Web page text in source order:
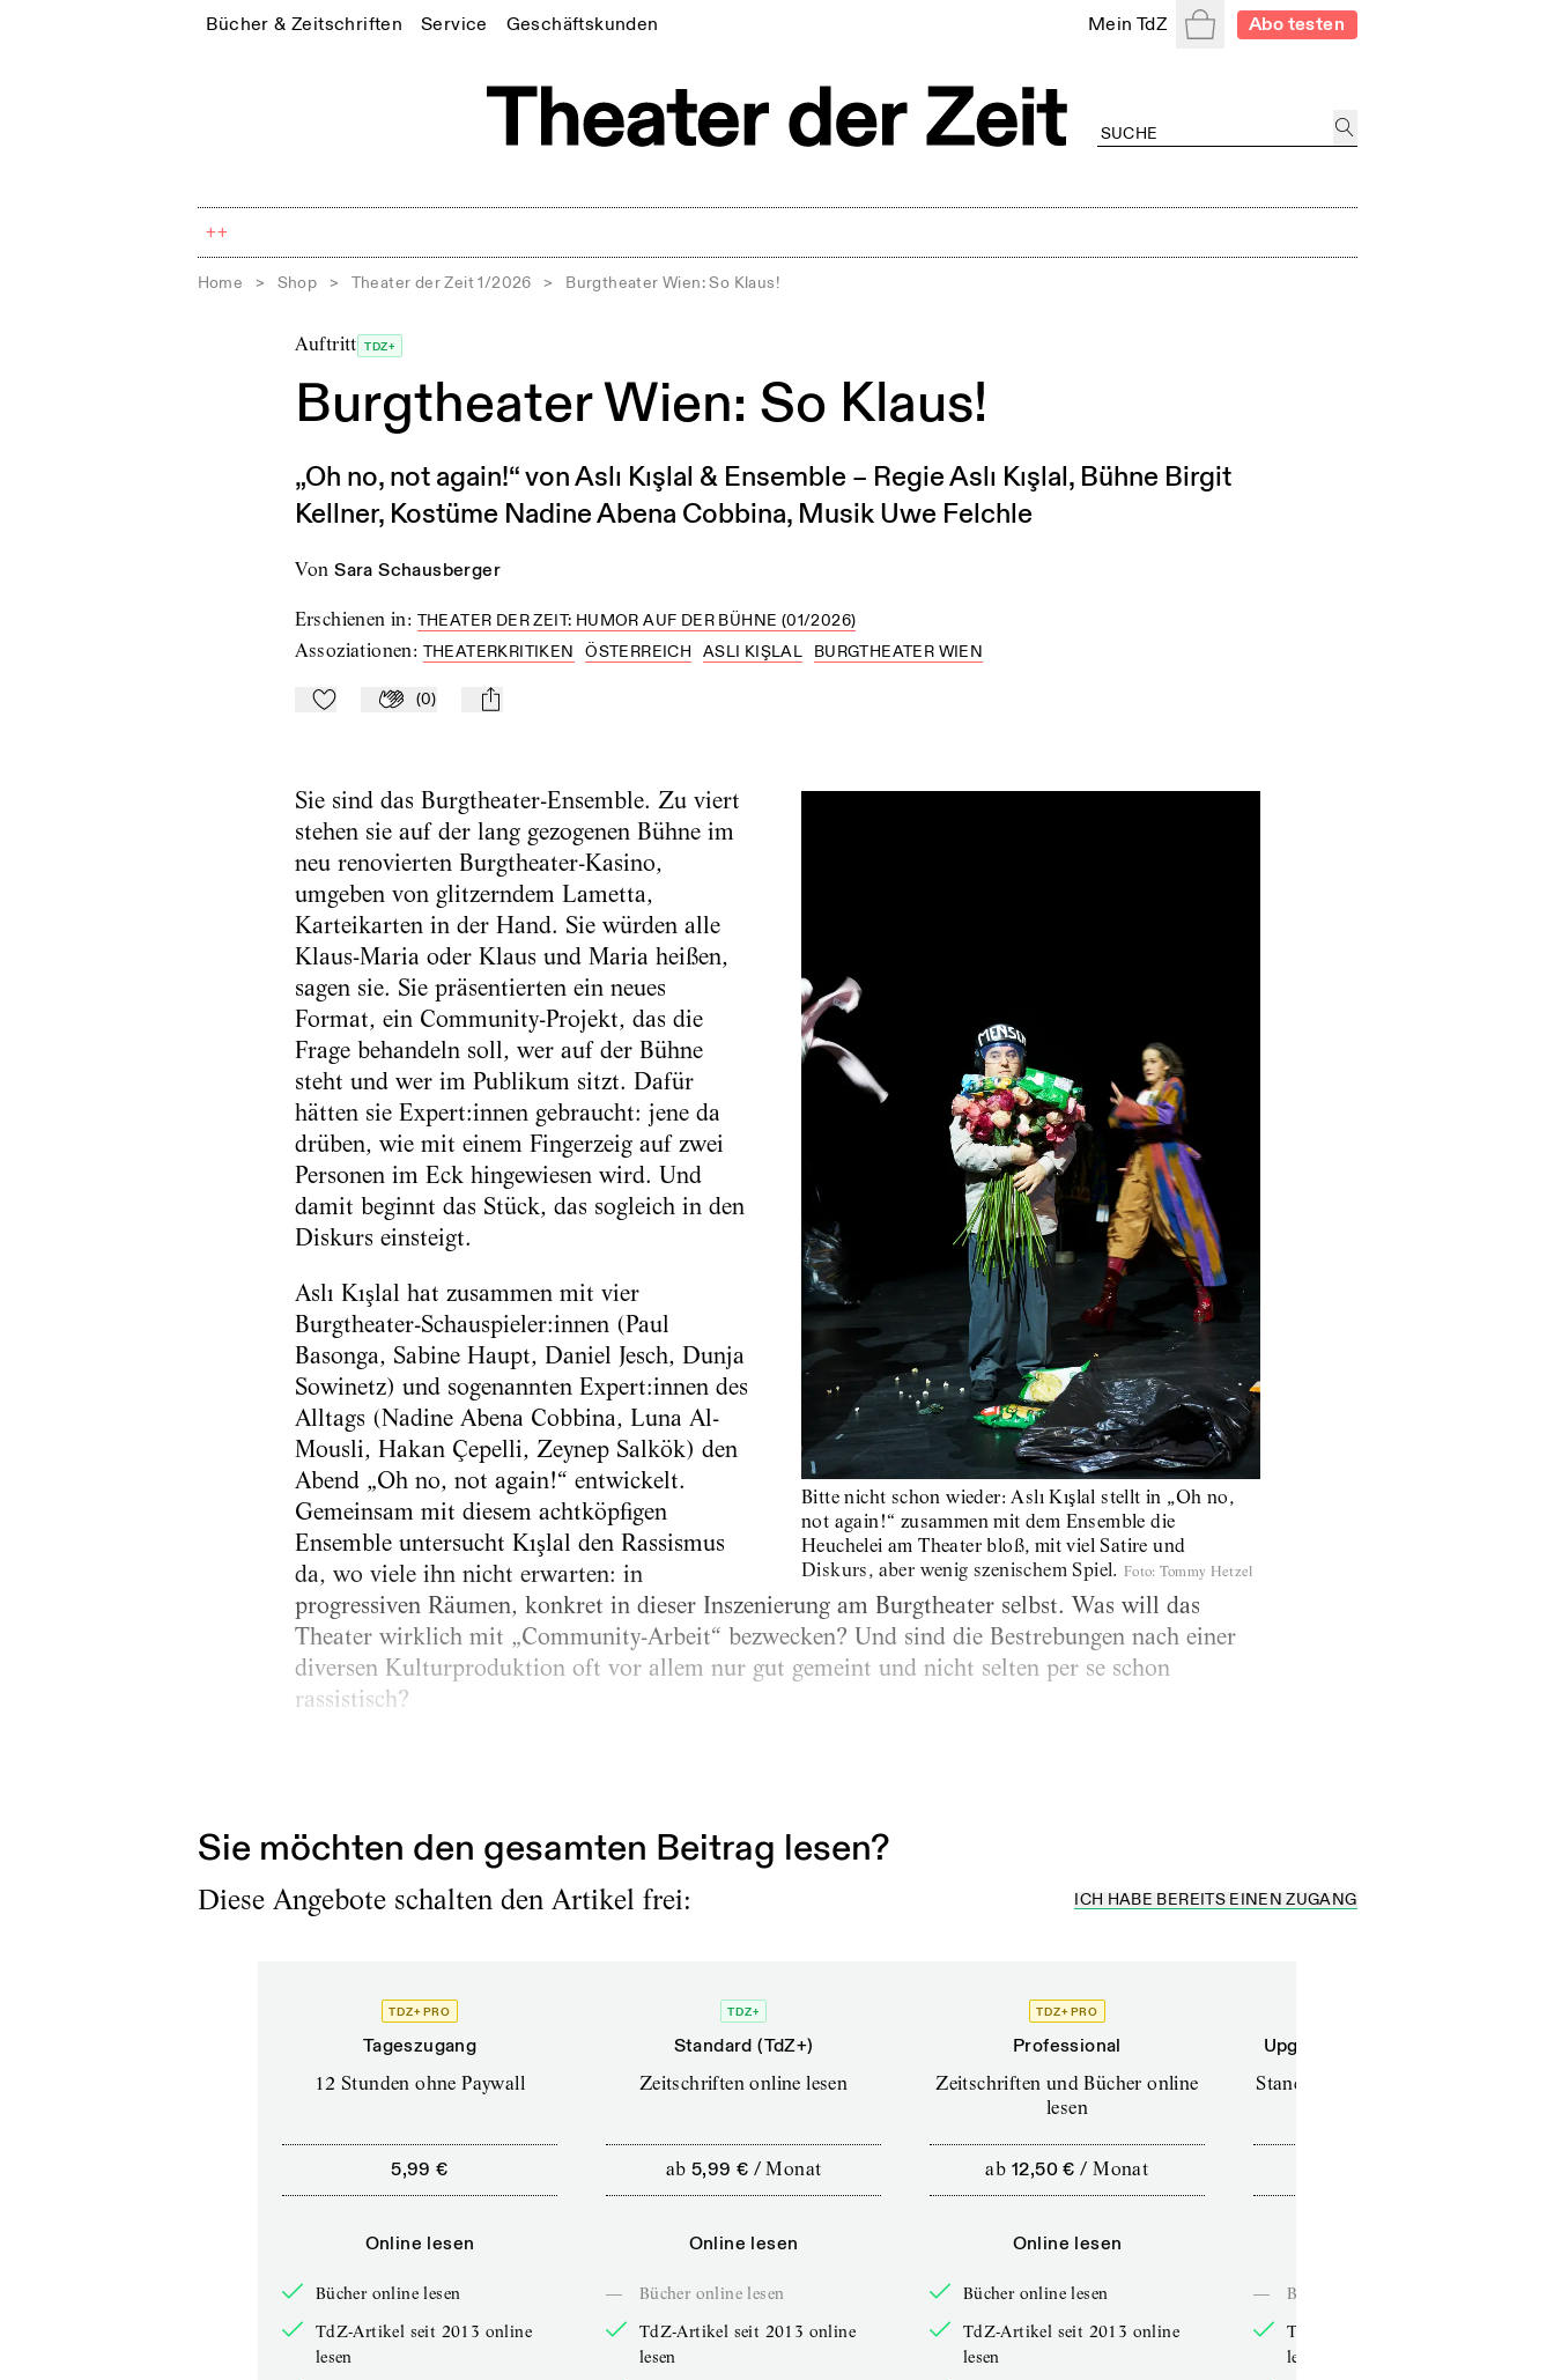
Bücher & Zeitschriften Service Geschäftskunden Mein TdZ WarenkorbAbo testen
++
Home > Shop > Theater der Zeit 1/2026 > Burgtheater Wien: So Klaus!
Auftritt TDZ+
Burgtheater Wien: So Klaus!
„Oh no, not again!“ von Aslı Kışlal & Ensemble – Regie Aslı Kışlal, Bühne Birgit
Kellner, Kostüme Nadine Abena Cobbina, Musik Uwe Felchle
von Sara Schausberger
Erschienen in: THEATER DER ZEIT: HUMOR AUF DER BÜHNE (01/2026)
Assoziationen: THEATERKRITIKEN ÖSTERREICH ASLI KIŞLAL BURGTHEATER WIEN
Zu Mein-TdZ hinzufügen
Applaudieren
(0) mail
Bitte nicht schon wieder: Aslı Kışlal stellt in „Oh no,
not again!“ zusammen mit dem Ensemble die
Heuchelei am Theater bloß, mit viel Satire und
Diskurs, aber wenig szenischem Spiel. Foto: Tommy Hetzel
Sie sind das Burgtheater-Ensemble. Zu viert
stehen sie auf der lang gezogenen Bühne im
neu renovierten Burgtheater-Kasino,
umgeben von glitzerndem Lametta,
Karteikarten in der Hand. Sie würden alle
Klaus-Maria oder Klaus und Maria heißen,
sagen sie. Sie präsentierten ein neues
Format, ein Community-Projekt, das die
Frage behandeln soll, wer auf der Bühne
steht und wer im Publikum sitzt. Dafür
hätten sie Expert:innen gebraucht: jene da
drüben, wie mit einem Fingerzeig auf zwei
Personen im Eck hingewiesen wird. Und
damit beginnt das Stück, das sogleich in den
Diskurs einsteigt.
Aslı Kışlal hat zusammen mit vier
Burgtheater-Schauspieler:innen (Paul
Basonga, Sabine Haupt, Daniel Jesch, Dunja
Sowinetz) und sogenannten Expert:innen des
Alltags (Nadine Abena Cobbina, Luna Al-
Mousli, Hakan Çepelli, Zeynep Salkök) den
Abend „Oh no, not again!“ entwickelt.
Gemeinsam mit diesem achtköpfigen
Ensemble untersucht Kışlal den Rassismus
da, wo viele ihn nicht erwarten: in
progressiven Räumen, konkret in dieser Inszenierung am Burgtheater selbst. Was will das
Theater wirklich mit „Community-Arbeit“ bezwecken? Und sind die Bestrebungen nach einer
diversen Kulturproduktion oft vor allem nur gut gemeint und nicht selten per se schon
rassistisch?
Sie möchten den gesamten Beitrag lesen?
Diese Angebote schalten den Artikel frei: ICH HABE BEREITS EINEN ZUGANG
TDZ+ PRO
Tageszugang
12 Stunden ohne Paywall
5,99 €
Online lesen
Bücher online lesen
TdZ-Artikel seit 2013 online
lesen
TDZ+
Standard (TdZ+)
Zeitschriften online lesen
ab 5,99 € /Monat
Online lesen
—
Bücher online lesen
TdZ-Artikel seit 2013 online
lesen
TDZ+ PRO
Professional
Zeitschriften und Bücher online
lesen
ab 12,50 € /Monat
Online lesen
Bücher online lesen
TdZ-Artikel seit 2013 online
lesen
Upgrade für Printabonnenten
Standard (TdZ+) – Zeitschriften
—
Bücher online lesen
TdZ-Artikel seit 2013 online
lesen